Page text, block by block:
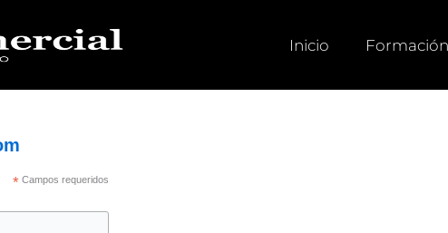
Inicio Formación
*Campos requeridos